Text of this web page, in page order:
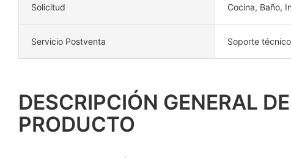
Solicitud Cocina, Baño,
Servicio Postventa Soporte
DESCRIPCIÓN GENERAL
PRODUCTO